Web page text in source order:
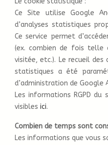
Ce Site utilise Google
d’analyses statistiques
Ce service permet
(ex. combien de fois
visitée, etc.). Le recueil des
statistiques a été
d’administration de Google
Les informations RGPD du
visibles ici.
Combien de temps sont
Les informations que vous